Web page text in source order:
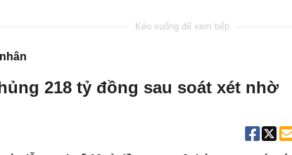
218 tỷ đồng sau soát xét nhờ